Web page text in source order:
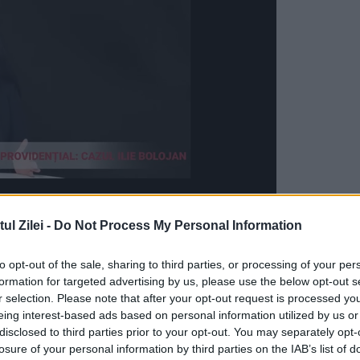
Zilei - Do Not Process My Personal Information
opt-out of the sale, sharing to third parties, or processing of your
for targeted advertising by us, please use the below opt-out
selection. Please note that after your opt-out request is processed
interest-based ads based on personal information utilized by us
to third parties prior to your opt-out. You may separately
of your personal information by third parties on the IAB’s list of
și Bucegi, ridicat
1.800 de metri în Munții Făgăraș și
zonă, riscul de avalanșe este însemnat,
nivometeorologic.